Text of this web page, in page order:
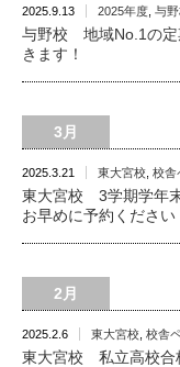
2025.9.13 2025年度 与
与野校 地域No.1の
きます！
3月
2025.3.21 東大宮校 校舎
東大宮校 3学期学年
お早めに予約ください
2月
2025.2.6 東大宮校 校舎
東大宮校 私立高校合